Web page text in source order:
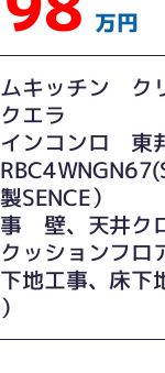
万円
キッチン ク
エラ
ンコンロ 東
SENCE）
壁、天井ク
ッションフロ
地工事、床下